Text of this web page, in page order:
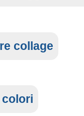
collage
colori